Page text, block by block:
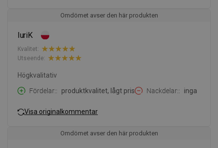
Omdömet avser den här produkten
IuriK
Kvalitet:
Utseende:
Högkvalitativ
Fördelar:
produktkvalitet, lågt pris Nackdelar: inga
Visa originalkommentar
Omdömet avser den här produkten